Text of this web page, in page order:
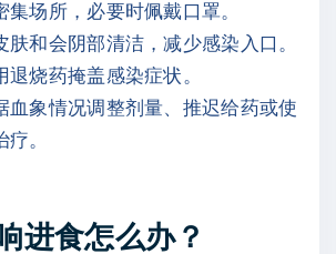
集场所，必要时佩戴口罩。
肤和会阴部清洁，减少感染入口。
烧药掩盖感染症状。
血象情况调整剂量、推迟给药或使
。
进食怎么办？